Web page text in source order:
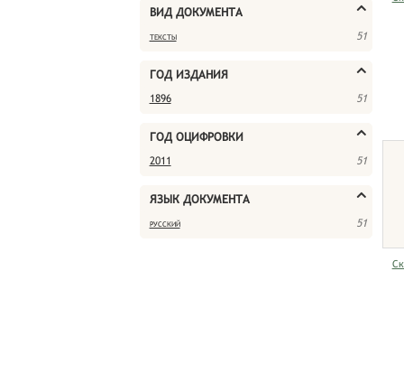
ВИД ДОКУМЕНТА
тексты 51
ГОД ИЗДАНИЯ
1896 51
ГОД ОЦИФРОВКИ
2011 51
ЯЗЫК ДОКУМЕНТА
русский 51